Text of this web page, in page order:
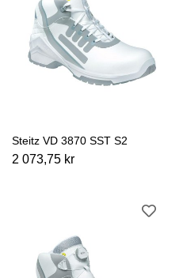
Steitz VD 3870 SST S2
2 073,75 kr